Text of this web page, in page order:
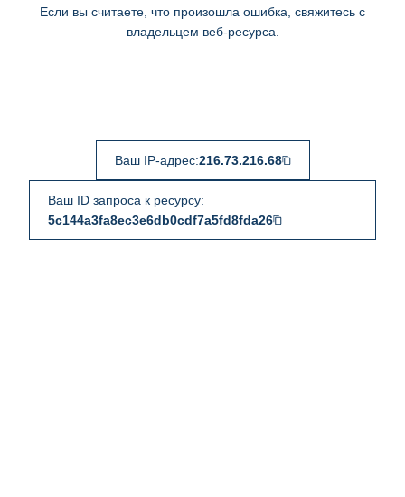
Если вы считаете, что произошла ошибка, свяжитесь с
владельцем веб-ресурса.
Ваш IP-адрес:216.73.216.68
Ваш ID запроса к ресурсу:
5c144a3fa8ec3e6db0cdf7a5fd8fda26